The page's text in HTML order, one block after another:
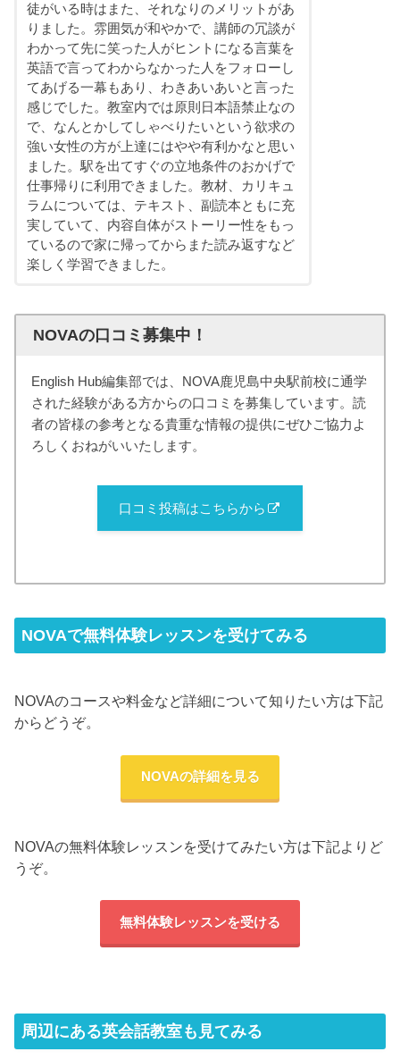
徒がいる時はまた、それなりのメリットがあ
りました。雰囲気が和やかで、講師の冗談が
わかって先に笑った人がヒントになる言葉を
英語で言ってわからなかった人をフォローし
てあげる一幕もあり、わきあいあいと言った
感じでした。教室内では原則日本語禁止なの
で、なんとかしてしゃべりたいという欲求の
強い女性の方が上達にはやや有利かなと思い
ました。駅を出てすぐの立地条件のおかげで
仕事帰りに利用できました。教材、カリキュ
ラムについては、テキスト、副読本ともに充
実していて、内容自体がストーリー性をもっ
ているので家に帰ってからまた読み返すなど
楽しく学習できました。
NOVAの口コミ募集中！
English Hub編集部では、NOVA鹿児島中央駅前校に通学
された経験がある方からの口コミを募集しています。読
者の皆様の参考となる貴重な情報の提供にぜひご協力よ
ろしくおねがいいたします。
口コミ投稿はこちらから
NOVAで無料体験レッスンを受けてみる
NOVAのコースや料金など詳細について知りたい方は下記
からどうぞ。
NOVAの詳細を見る
NOVAの無料体験レッスンを受けてみたい方は下記よりど
うぞ。
無料体験レッスンを受ける
周辺にある英会話教室も見てみる